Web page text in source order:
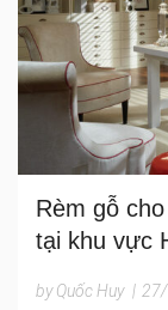
Rèm gỗ
tại khu vực
by Quốc Huy |